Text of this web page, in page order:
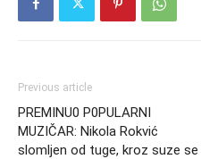
Previous article
PREMINU0 P0PULARNI
MUZIČAR: Nikola Rokvić
slomljen od tuge, kroz suze se